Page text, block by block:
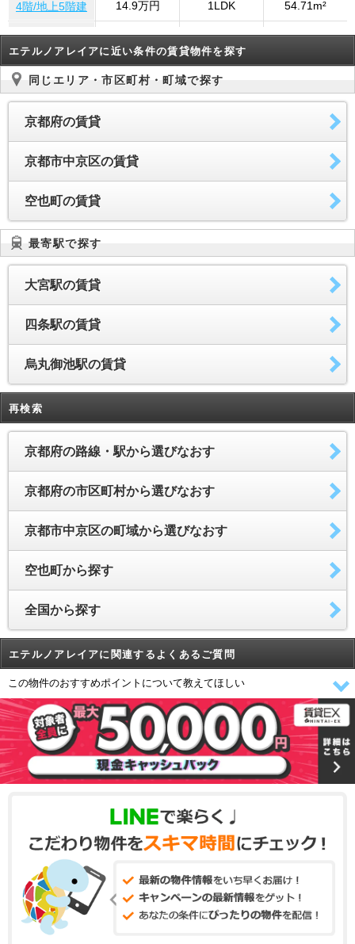
4階/地上5階建 14.9万円 1LDK 54.71m²
502号室 14.9万円 1LDK 54.71m²
4階/地上5階建 14.0万円 1LDK 50.0m²
4階/地上5階建 14.9万円 1LDK 54.71m²
502号室
4階/地上5階建 14.0万円
エテルノアレイアに近い条件の賃貸物件を探す
同じエリア・市区町村・町域で探す
京都府の賃貸
京都市中京区の賃貸
空也町の賃貸
最寄駅で探す
大宮駅の賃貸
四条駅の賃貸
烏丸御池駅の賃貸
再検索
京都府の路線・駅から選びなおす
京都府の市区町村から選びなおす
京都市中京区の町域から選びなおす
空也町から探す
全国から探す
エテルノアレイアに関連するよくあるご質問
この物件のおすすめポイントについて教えてほしい